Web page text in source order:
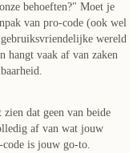
behoeften?" Moet je
van pro-code (ook wel
wereld
hangt vaak af van zaken
dat geen van beide
af van wat jouw
is jouw go-to.